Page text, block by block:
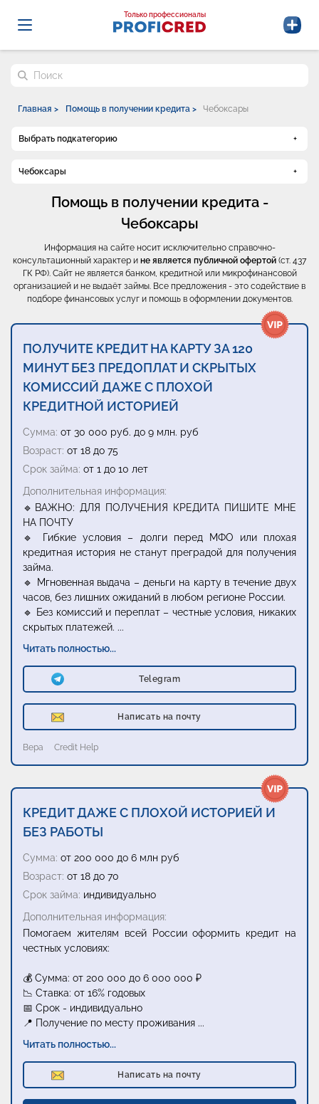
Probrokery - Только профессионалы
Только профессионалы
Поиск по сайту
Главная > Помощь в получении кредита > Чебоксары
Выбрать подкатегорию
Чебоксары
Помощь в получении кредита -
Чебоксары
Информация на сайте носит исключительно справочно-
консультационный характер и не является публичной офертой (ст. 437
ГК РФ). Сайт не является банком, кредитной или микрофинансовой
организацией и не выдаёт займы. Все предложения - это содействие в
подборе финансовых услуг и помощь в оформлении документов.
ПОЛУЧИТЕ КРЕДИТ НА КАРТУ ЗА 120
МИНУТ БЕЗ ПРЕДОПЛАТ И СКРЫТЫХ
КОМИССИЙ ДАЖЕ С ПЛОХОЙ
КРЕДИТНОЙ ИСТОРИЕЙ
Сумма: от 30 000 руб. до 9 млн. руб
Возраст: от 18 до 75
Срок займа: от 1 до 10 лет
Дополнительная информация:
🔹ВАЖНО: ДЛЯ ПОЛУЧЕНИЯ КРЕДИТА ПИШИТЕ МНЕ
НА ПОЧТУ
🔹 Гибкие условия – долги перед МФО или плохая
кредитная история не станут преградой для получения
займа.
🔹 Мгновенная выдача – деньги на карту в течение двух
часов, без лишних ожиданий в любом регионе России.
🔹 Без комиссий и переплат – честные условия, никаких
скрытых платежей. ...
Читать полностью...
Telegram
Написать на почту
Вера Credit Help
КРЕДИТ ДАЖЕ С ПЛОХОЙ ИСТОРИЕЙ И
БЕЗ РАБОТЫ
Сумма: от 200 000 до 6 млн руб
Возраст: от 18 до 70
Срок займа: индивидуально
Дополнительная информация:
Помогаем жителям всей России оформить кредит на
честных условиях:
💰 Сумма: от 200 000 до 6 000 000 ₽
📉 Ставка: от 16% годовых
📅 Срок - индивидуально
📍 Получение по месту проживания ...
Читать полностью...
Написать на почту